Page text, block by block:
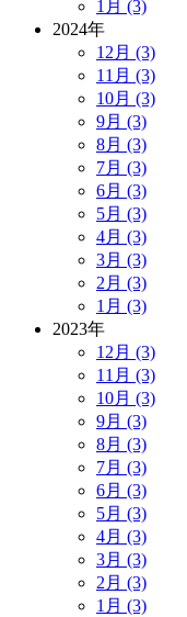
1月 (3)
2024年
12月 (3)
11月 (3)
10月 (3)
9月 (3)
8月 (3)
7月 (3)
6月 (3)
5月 (3)
4月 (3)
3月 (3)
2月 (3)
1月 (3)
2023年
12月 (3)
11月 (3)
10月 (3)
9月 (3)
8月 (3)
7月 (3)
6月 (3)
5月 (3)
4月 (3)
3月 (3)
2月 (3)
1月 (3)